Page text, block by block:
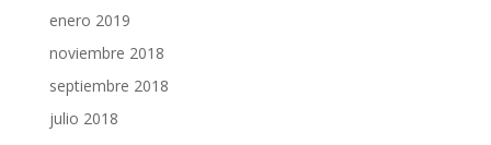
enero 2019
noviembre 2018
septiembre 2018
julio 2018